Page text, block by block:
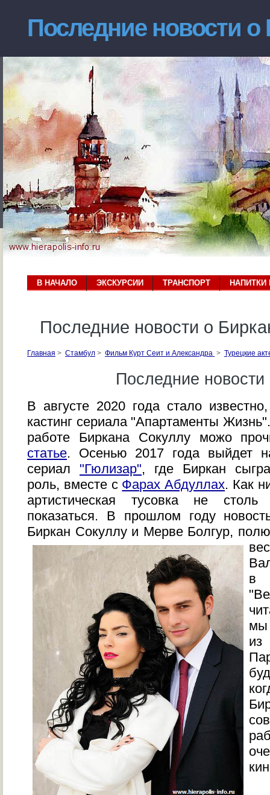
Последние новости о
В НАЧАЛО ЭКСКУРСИИ ТРАНСПОРТ НАПИТКИ
Последние новости о
Главная > Стамбул > Фильм Курт Сеит и Александра > Турецкие
Последние
В августе 2020 года стало
кастинг сериала "Апартаменты
работе Биркана Сокуллу можо
статье. Осенью 2017 года выйдет
сериал "Гюлизар", где Биркан
роль, вместе с Фарах Абдуллах. Как
артистическая тусовка не
показаться. В прошлом году
Биркан Сокуллу и Мерве Болгур,
в
мы
из